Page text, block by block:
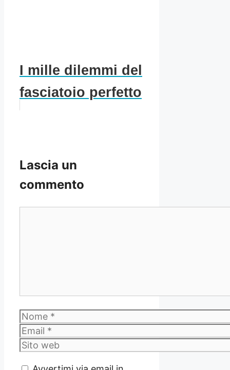
I mille dilemmi del
fasciatoio perfetto
Lascia un
commento
Nome
Email
Sito